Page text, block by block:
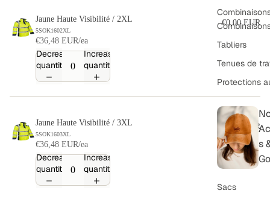
Tabliers
Tenues de
Protections
s
Sacs
Jaune Haute Visibilité / 2XL
5SOK1602XL
€36,48 EUR/ea
Decrease
quantity
Increase
quantity
€0,00 EUR
Jaune Haute Visibilité / 3XL
5SOK1603XL
€36,48 EUR/ea
Decrease
quantity
Increase
quantity
€0,00 EUR